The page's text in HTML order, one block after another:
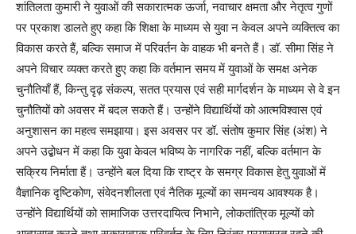
शांतिलता कुमारी ने युवाओं की सकारात्मक ऊर्जा, नवाचार क्षमता और नेतृत्व गुणों
पर प्रकाश डालते हुए कहा कि शिक्षा के माध्यम से युवा न केवल अपने व्यक्तित्व का
विकास करते हैं, बल्कि समाज में परिवर्तन के वाहक भी बनते हैं। डॉ. सीमा सिंह ने
अपने विचार व्यक्त करते हुए कहा कि वर्तमान समय में युवाओं के समक्ष अनेक
चुनौतियाँ हैं, किन्तु दृढ़ संकल्प, सतत प्रयास एवं सही मार्गदर्शन के माध्यम से वे इन
चुनौतियों को अवसर में बदल सकते हैं। उन्होंने विद्यार्थियों को आत्मविश्वास एवं
अनुशासन का महत्व समझाया। इस अवसर पर डॉ. संतोष कुमार सिंह (अंश) ने
अपने उद्बोधन में कहा कि युवा केवल भविष्य के नागरिक नहीं, बल्कि वर्तमान के
सक्रिय निर्माता हैं। उन्होंने बल दिया कि राष्ट्र के समग्र विकास हेतु युवाओं में
वैज्ञानिक दृष्टिकोण, संवेदनशीलता एवं नैतिक मूल्यों का समन्वय आवश्यक है।
उन्होंने विद्यार्थियों को सामाजिक उत्तरदायित्व निभाने, लोकतांत्रिक मूल्यों को